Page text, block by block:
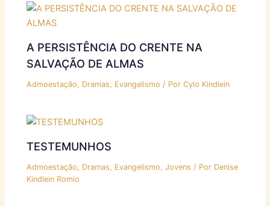
A PERSISTÊNCIA DO CRENTE NA
SALVAÇÃO DE ALMAS
Admoestação, Dramas, Evangelismo / PorCylo Kindlein
TESTEMUNHOS
Admoestação, Dramas, Evangelismo,Jovens / Por Denise
Kindlein Romio